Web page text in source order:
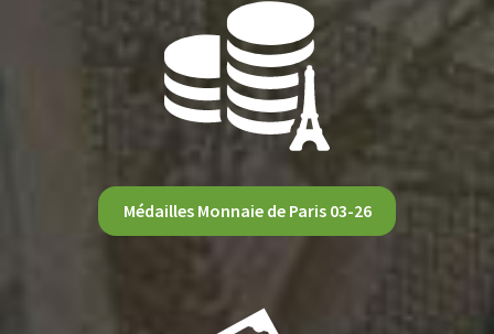
Médailles Monnaie de Paris 03-26